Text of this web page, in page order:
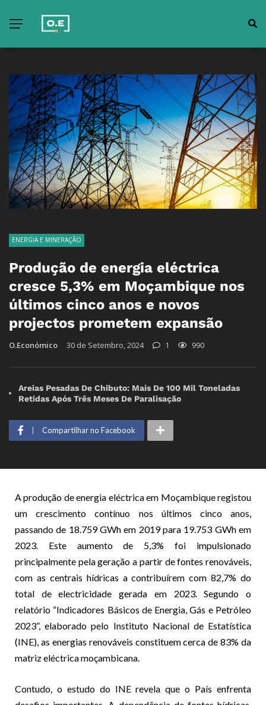
ENERGIA E MINERAÇÃO
Produção de energia eléctrica
cresce 5,3% em Moçambique nos
últimos cinco anos e novos
projectos prometem expansão
O.Económico 30 de Setembro, 2024 1 990
Areias Pesadas De Chibuto: Mais De 100 Mil Toneladas
Retidas Após Três Meses De Paralisação
Compartilhar no Facebook
A produção de energia eléctrica em Moçambique registou
um crescimento contínuo nos últimos cinco anos,
passando de 18.759 GWh em 2019 para 19.753 GWh em
2023. Este aumento de 5,3% foi impulsionado
principalmente pela geração a partir de fontes renováveis,
com as centrais hídricas a contribuírem com 82,7% do
total de electricidade gerada em 2023. Segundo o
relatório “Indicadores Básicos de Energia, Gás e Petróleo
2023”, elaborado pelo Instituto Nacional de Estatística
(INE), as energias renováveis constituem cerca de 83% da
matriz eléctrica moçambicana.
Contudo, o estudo do INE revela que o País enfrenta